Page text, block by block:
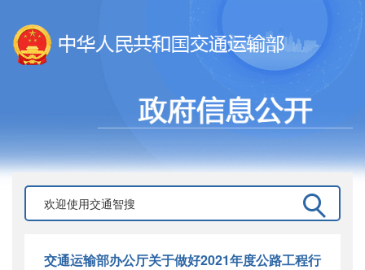
交通运输部办公厅关于做好2021年度公路工程行